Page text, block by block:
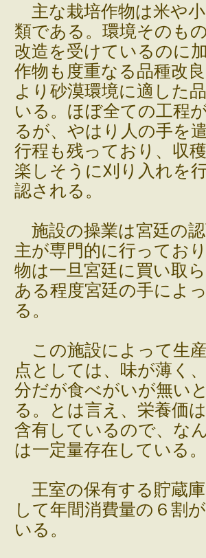
主な栽培作物は米や
類である。環境そのも
改造を受けているのに
作物も度重なる品種改
より砂漠環境に適した
いる。ほぼ全ての工程
るが、やはり人の手を
行程も残っており、収
楽しそうに刈り入れを
認される。
施設の操業は宮廷の
主が専門的に行ってお
物は一旦宮廷に買い取
ある程度宮廷の手によ
る。
この施設によって生
点としては、味が薄く
分だが食べがいが無い
る。とは言え、栄養価
含有しているので、な
は一定量存在している
王室の保有する貯蔵
して年間消費量の６割
いる。